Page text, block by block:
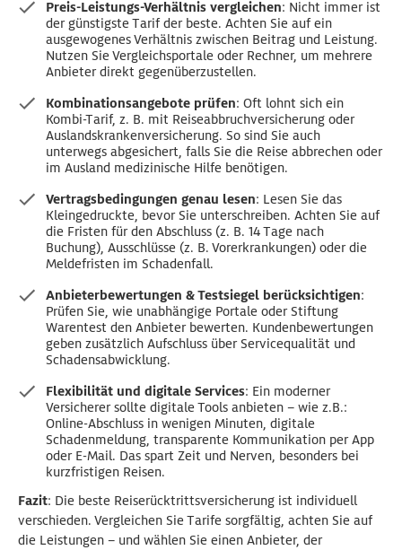
Preis-Leistungs-Verhältnis vergleichen: Nicht immer ist
der günstigste Tarif der beste. Achten Sie auf ein
ausgewogenes Verhältnis zwischen Beitrag und Leistung.
Nutzen Sie Vergleichsportale oder Rechner, um mehrere
Anbieter direkt gegenüberzustellen.
Kombinationsangebote prüfen: Oft lohnt sich ein
Kombi-Tarif, z. B. mit Reiseabbruchversicherung oder
Auslandskrankenversicherung. So sind Sie auch
unterwegs abgesichert, falls Sie die Reise abbrechen oder
im Ausland medizinische Hilfe benötigen.
Vertragsbedingungen genau lesen: Lesen Sie das
Kleingedruckte, bevor Sie unterschreiben. Achten Sie auf
die Fristen für den Abschluss (z. B. 14 Tage nach
Buchung), Ausschlüsse (z. B. Vorerkrankungen) oder die
Meldefristen im Schadenfall.
Anbieterbewertungen & Testsiegel berücksichtigen:
Prüfen Sie, wie unabhängige Portale oder Stiftung
Warentest den Anbieter bewerten. Kundenbewertungen
geben zusätzlich Aufschluss über Servicequalität und
Schadensabwicklung.
Flexibilität und digitale Services: Ein moderner
Versicherer sollte digitale Tools anbieten – wie z.B.:
Online-Abschluss in wenigen Minuten, digitale
Schadenmeldung, transparente Kommunikation per App
oder E-Mail. Das spart Zeit und Nerven, besonders bei
kurzfristigen Reisen.
Fazit: Die beste Reiserücktrittsversicherung ist individuell
verschieden. Vergleichen Sie Tarife sorgfältig, achten Sie auf
die Leistungen – und wählen Sie einen Anbieter, der